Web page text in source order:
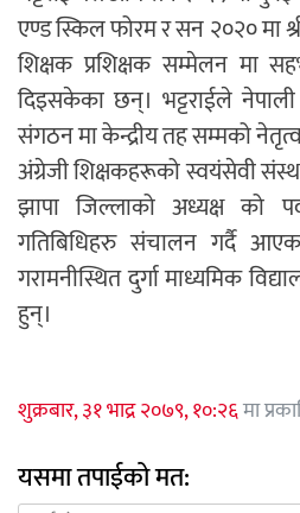
एण्ड स्किल फोरम र सन २०२० मा
शिक्षक प्रशिक्षक सम्मेलन मा
दिइसकेका छन्। भट्टराईले
संगठन मा केन्द्रीय तह सम्मको
अंग्रेजी शिक्षकहरूको स्वयंसेवी
झापा जिल्लाको अध्यक्ष को
गतिबिधिहरु संचालन गर्दै
गरामनीस्थित दुर्गा माध्यमिक
हुन्।
शुक्रबार, ३१ भाद्र २०७९, १०:२६मा
यसमा तपाईको मत: